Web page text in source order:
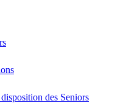
des Seniors